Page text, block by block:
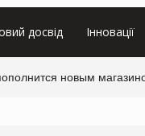
досвід Інновації
новым